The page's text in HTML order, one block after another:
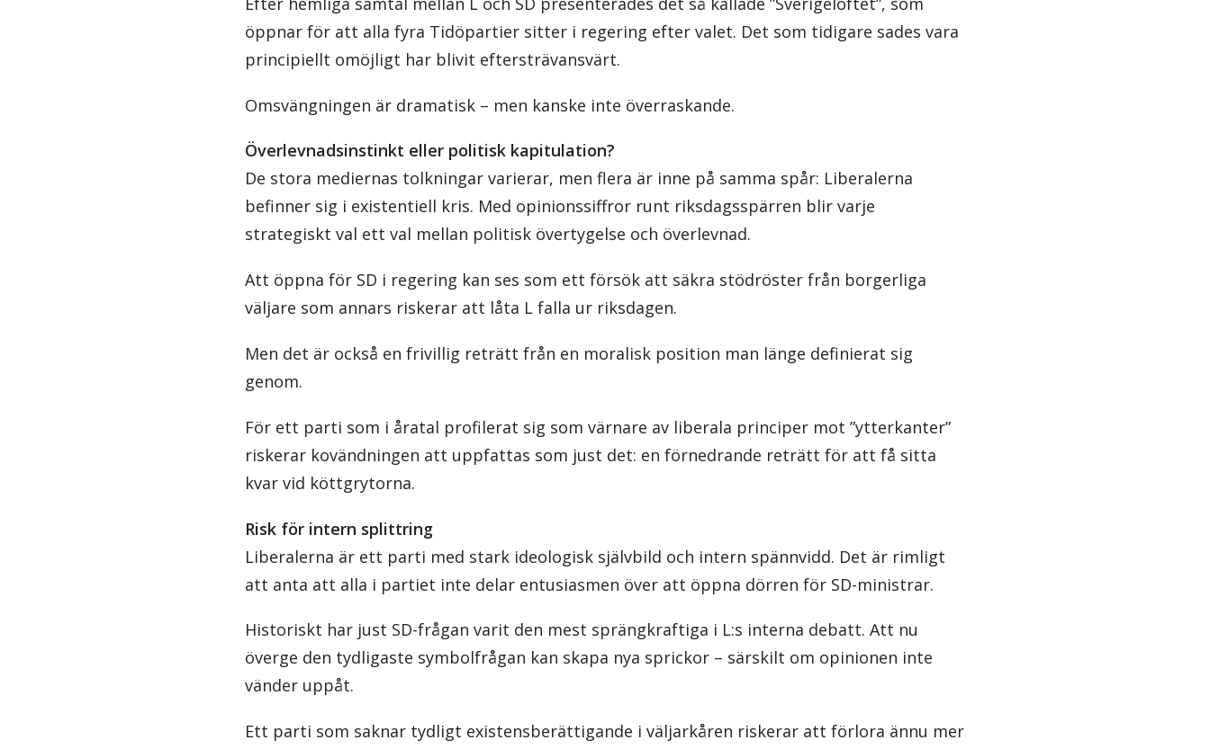
öppnar för att alla fyra Tidöpartier sitter i regering efter valet. Det som tidigare sades vara
principiellt omöjligt har blivit eftersträvansvärt.
Omsvängningen är dramatisk – men kanske inte överraskande.
Överlevnadsinstinkt eller politisk kapitulation?
De stora mediernas tolkningar varierar, men flera är inne på samma spår: Liberalerna
befinner sig i existentiell kris. Med opinionssiffror runt riksdagsspärren blir varje
strategiskt val ett val mellan politisk övertygelse och överlevnad.
Att öppna för SD i regering kan ses som ett försök att säkra stödröster från borgerliga
väljare som annars riskerar att låta L falla ur riksdagen.
Men det är också en frivillig reträtt från en moralisk position man länge definierat sig
genom.
För ett parti som i åratal profilerat sig som värnare av liberala principer mot ”ytterkanter”
riskerar kovändningen att uppfattas som just det: en förnedrande reträtt för att få sitta
kvar vid köttgrytorna.
Risk för intern splittring
Liberalerna är ett parti med stark ideologisk självbild och intern spännvidd. Det är rimligt
att anta att alla i partiet inte delar entusiasmen över att öppna dörren för SD-ministrar.
Historiskt har just SD-frågan varit den mest sprängkraftiga i L:s interna debatt. Att nu
överge den tydligaste symbolfrågan kan skapa nya sprickor – särskilt om opinionen inte
vänder uppåt.
Ett parti som saknar tydligt existensberättigande i väljarkåren riskerar att förlora ännu mer